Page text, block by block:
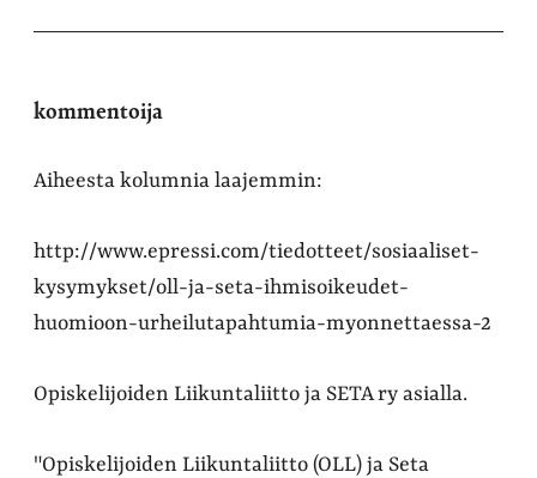
kommentoija
Aiheesta kolumnia laajemmin:
http://www.epressi.com/tiedotteet/sosiaaliset-
kysymykset/oll-ja-seta-ihmisoikeudet-
huomioon-urheilutapahtumia-myonnettaessa-2
Opiskelijoiden Liikuntaliitto ja SETA ry asialla.
"Opiskelijoiden Liikuntaliitto (OLL) ja Seta